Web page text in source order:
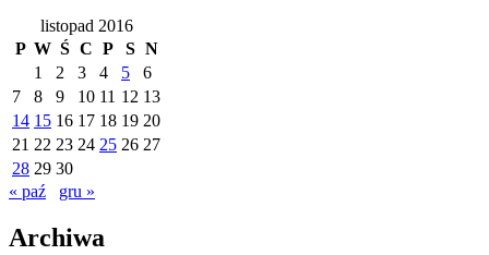
listopad 2016
P W Ś C P S N
1
2 3 4 5
6
7
8 9 10 11 12 13
14 15 16 17 18 19 20
21 22 23 24 25 26 27
28 29 30
« paź
gru »
Archiwa